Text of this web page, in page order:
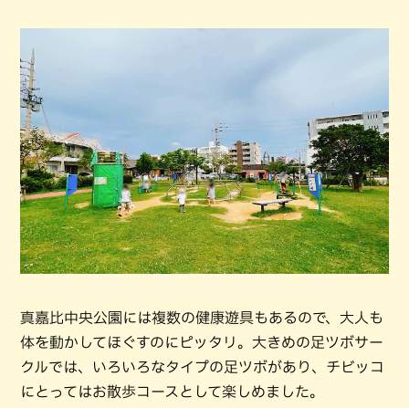
真嘉比中央公園には複数の健康遊具もあるので、大人も
体を動かしてほぐすのにピッタリ。大きめの足ツボサー
クルでは、いろいろなタイプの足ツボがあり、チビッコ
にとってはお散歩コースとして楽しめました。